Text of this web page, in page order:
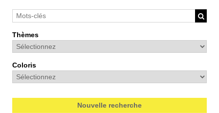
Thèmes
Coloris
Nouvelle recherche